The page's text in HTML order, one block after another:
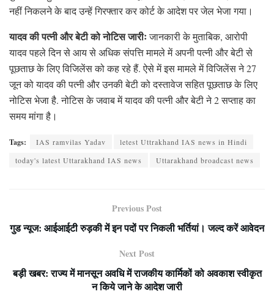
नहीं निकलने के बाद उन्हें गिरफ्तार कर कोर्ट के आदेश पर जेल भेजा गया।
यादव की पत्नी और बेटी को नोटिस जारीःजानकारी के मुताबिक, आरोपी
यादव पहले दिन से आय से अधिक संपत्ति मामले में अपनी पत्नी और बेटी से
पूछताछ के लिए विजिलेंस को कह रहे हैं. ऐसे में इस मामले में विजिलेंस ने 27
जून को यादव की पत्नी और उनकी बेटी को दस्तावेज सहित पूछताछ के लिए
नोटिस भेजा है. नोटिस के जवाब में यादव की पत्नी और बेटी ने 2 सप्ताह का
समय मांगा है।
Tags: IAS ramvilas Yadav
letest Uttrakhand IAS news in Hindi
today's latest Uttarakhand IAS news
Uttarakhand broadcast news
Previous Post
गुड न्यूज: आईआईटी रुड़की में इन पदों पर निकली भर्तियां। जल्द करें आवेदन
Next Post
बड़ी खबर: राज्य में मानसून अवधि में राजकीय कार्मिकों को अवकाश स्वीकृत
न किये जाने के आदेश जारी